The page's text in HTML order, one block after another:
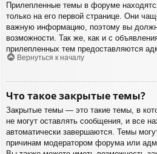
Прилепленные темы в форуме
только на его первой странице. Они
важную информацию, поэтому вы
возможности. Так же, как и с
прилепленных тем предоставляются
Вернуться к началу
Что такое закрытые темы?
Закрытые темы — это такие темы, в
не могут оставлять сообщения, и все
автоматически завершаются. Темы
причинам модератором форума или